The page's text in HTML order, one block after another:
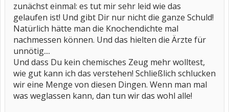
zunächst einmal: es tut mir sehr leid wie das
gelaufen ist! Und gibt Dir nur nicht die ganze Schuld!
Natürlich hätte man die Knochendichte mal
nachmessen können. Und das hielten die Ärzte für
unnötig....
Und dass Du kein chemisches Zeug mehr wolltest,
wie gut kann ich das verstehen! Schließlich schlucken
wir eine Menge von diesen Dingen. Wenn man mal
was weglassen kann, dan tun wir das wohl alle!